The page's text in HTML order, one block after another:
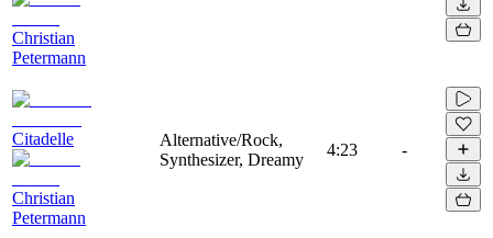
Christian
Petermann
Citadelle
Christian
Petermann
Alternative/Rock,
Synthesizer, Dreamy
4:23 -